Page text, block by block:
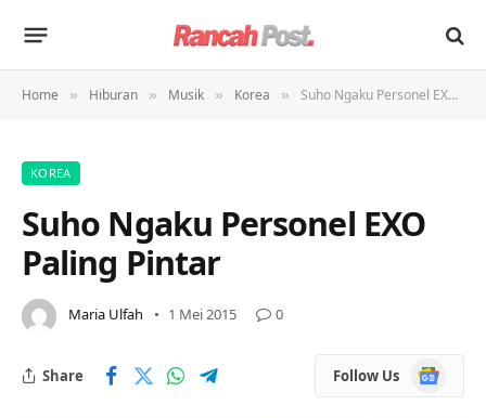
Home » Hiburan » Musik » Korea » Suho Ngaku Personel EXO Paling Pintar
KOREA
Suho Ngaku Personel EXO
Paling Pintar
Maria Ulfah 1 Mei 2015 0
Share Follow Us
Google
News